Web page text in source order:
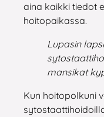
aina kaikki tiedot
hoitopaikassa.
Lupasin
mansikat
Kun hoitopolkuni